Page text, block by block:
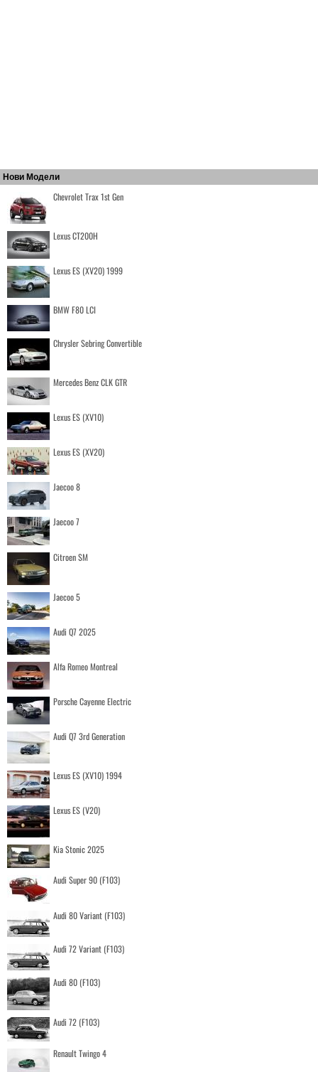
Нови Модели
Chevrolet Trax 1st Gen
Lexus CT200H
Lexus ES (XV20) 1999
BMW F80 LCI
Chrysler Sebring Convertible
Mercedes Benz CLK GTR
Lexus ES (XV10)
Lexus ES (XV20)
Jaecoo 8
Jaecoo 7
Citroen SM
Jaecoo 5
Audi Q7 2025
Alfa Romeo Montreal
Porsche Cayenne Electric
Audi Q7 3rd Generation
Lexus ES (XV10) 1994
Lexus ES (V20)
Kia Stonic 2025
Audi Super 90 (F103)
Audi 80 Variant (F103)
Audi 72 Variant (F103)
Audi 80 (F103)
Audi 72 (F103)
Renault Twingo 4